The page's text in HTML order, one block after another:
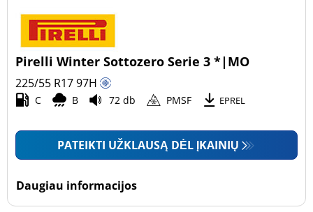
Pirelli Winter Sottozero Serie 3 *|MO
225/55 R1797H
C B 72 db PMSF EPREL
PATEIKTI UŽKLAUSĄ DĖL ĮKAINIŲ
Daugiau informacijos